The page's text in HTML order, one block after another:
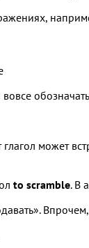
может
to scramble. В